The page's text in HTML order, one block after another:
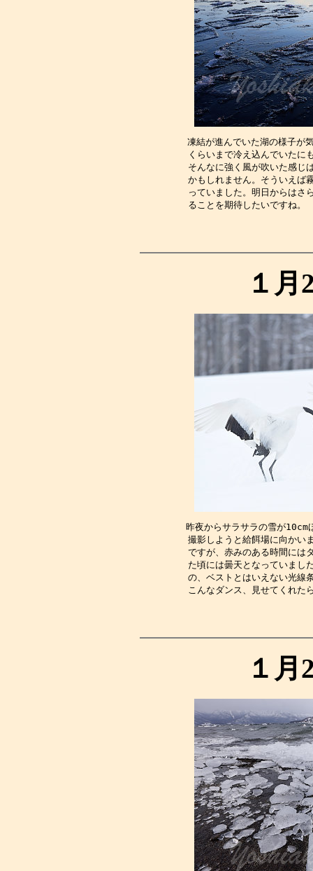
凍結が進んでいた湖の様子が
くらいまで冷え込んでいたに
そんなに強く風が吹いた感じ
かもしれません。そういえば
っていました。明日からはさ
ることを期
１月
昨夜からサラサラの雪が10cm
撮影しようと給餌場に向かい
ですが、赤みのある時間には
た頃には曇天となっていまし
の、ベストとはいえない光線
こんなダンス、
１月